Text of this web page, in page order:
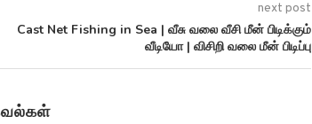
next post
Cast Net Fishing in Sea | வீசு வலை வீசி மீன் பிடிக்கும்
வீடியோ | விசிறி வலை மீன் பிடிப்பு